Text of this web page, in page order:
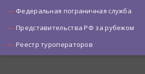
Федеральная пограничная служба
Представительства РФ за рубежом
Реестр туроператоров